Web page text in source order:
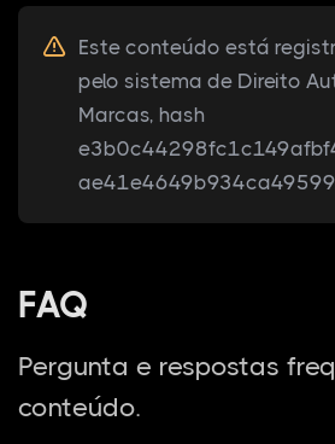
Este conteúdo está
pelo sistema de Direito
Marcas, hash
FAQ
Pergunta e respostas
conteúdo.